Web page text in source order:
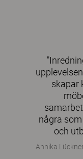
skapar
några
och
Annika